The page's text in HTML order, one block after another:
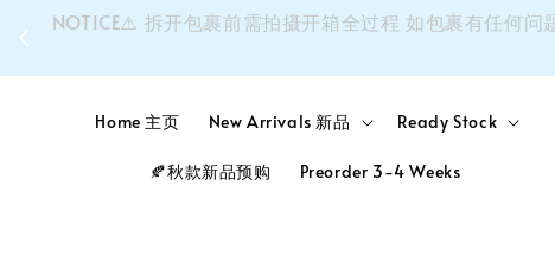
NOTICE⚠️ 拆开包裹前需拍摄开箱全过程 如包裹有任何
Home 主页 New Arrivals 新品 Ready Stock
🍂秋款新品预购 Preorder 3-4 Weeks